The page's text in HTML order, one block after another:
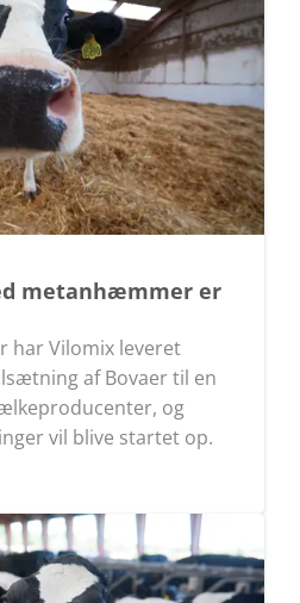
metanhæmmer er
har Vilomix leveret
af Bovaer til en
og
vil blive startet op.